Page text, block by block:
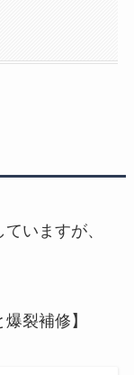
いますが、
裂補修】